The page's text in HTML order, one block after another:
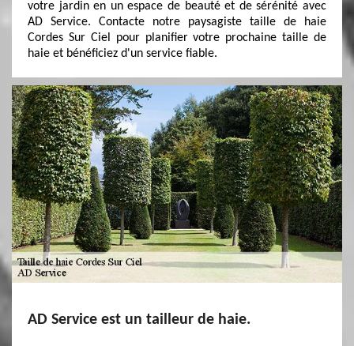
votre jardin en un espace de beauté et de sérénité avec
AD Service. Contacte notre paysagiste taille de haie
Cordes Sur Ciel pour planifier votre prochaine taille de
haie et bénéficiez d'un service fiable.
AD Service est un tailleur de haie.